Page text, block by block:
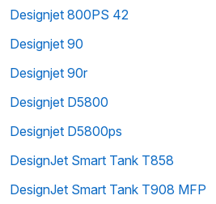
Designjet 800PS 42
Designjet 90
Designjet 90r
Designjet D5800
Designjet D5800ps
DesignJet Smart Tank T858
DesignJet Smart Tank T908 MFP